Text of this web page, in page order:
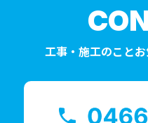
工事・施工のこと